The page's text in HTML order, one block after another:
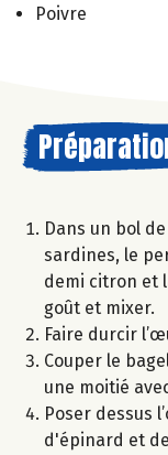
Poivre
Dans un bol
sardines, le
demi citron et
goût et mixer.
Faire durcir
Couper le
une moitié
Poser dessus
d'épinard et